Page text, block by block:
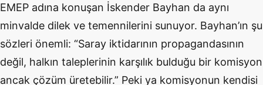
EMEP adına konuşan İskender Bayhan da aynı
minvalde dilek ve temennilerini sunuyor. Bayhan’ın şu
sözleri önemli: “Saray iktidarının propagandasının
değil, halkın taleplerinin karşılık bulduğu bir komisyon
ancak çözüm üretebilir.” Peki ya komisyonun kendisi